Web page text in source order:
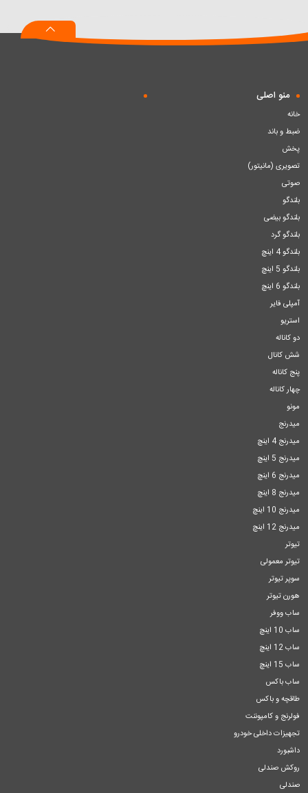
سبد
منو اصلی
خانه
ضبط و باند
پخش
تصویری (مانیتور)
صوتی
بلندگو
بلندگو بیضی
بلندگو گرد
بلندگو 4 اینچ
بلندگو 5 اینچ
بلندگو 6 اینچ
آمپلی فایر
استریو
دو کاناله
شش کانال
پنج کاناله
چهار کاناله
مونو
میدرنج
میدرنج 4 اینچ
میدرنج 5 اینچ
میدرنج 6 اینچ
میدرنج 8 اینچ
میدرنج 10 اینچ
میدرنج 12 اینچ
تیوتر
تیوتر معمولی
سوپر تیوتر
هورن تیوتر
ساب ووفر
ساب 10 اینچ
ساب 12 اینچ
ساب 15 اینچ
ساب باکس
طاقچه و باکس
فولرنج و کامپوننت
تجهیزات داخلی خودرو
داشبورد
روکش صندلی
صندلی